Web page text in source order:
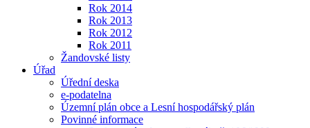
Rok 2014
Rok 2013
Rok 2012
Rok 2011
Žandovské listy
Úřad
Úřední deska
e-podatelna
Územní plán obce a Lesní hospodářský plán
Povinné informace